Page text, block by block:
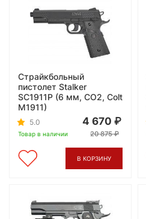
Страйкбольный
пистолет Stalker
SC1911P (6 мм, CO2, Colt
M1911)
5.0
Товар в наличии
4 670
20 875
В КОРЗИНУ